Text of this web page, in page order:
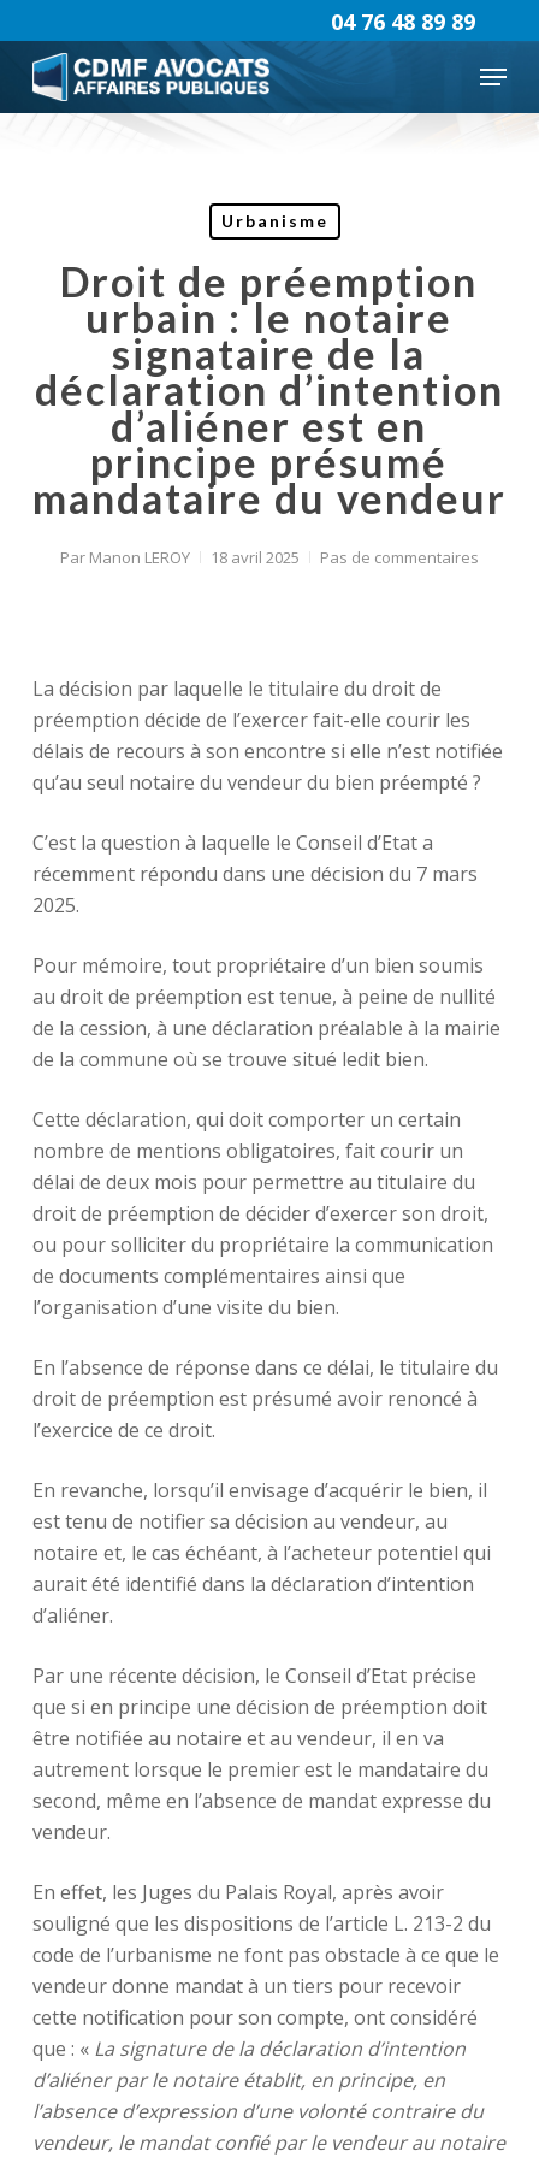
to
main
content
Menu
04 76 48 89 89
Urbanisme
Droit de préemption
urbain : le notaire
signataire de la
déclaration d’intention
d’aliéner est en
principe présumé
mandataire du vendeur
ParManon LEROY 18 avril 2025 Pas de commentaires
La décision par laquelle le titulaire du droit de
préemption décide de l’exercer fait-elle courir les
délais de recours à son encontre si elle n’est notifiée
qu’au seul notaire du vendeur du bien préempté ?
C’est la question à laquelle le Conseil d’Etat a
récemment répondu dans une décision du 7 mars
2025.
Pour mémoire, tout propriétaire d’un bien soumis
au droit de préemption est tenue, à peine de nullité
de la cession, à une déclaration préalable à la mairie
de la commune où se trouve situé ledit bien.
Cette déclaration, qui doit comporter un certain
nombre de mentions obligatoires, fait courir un
délai de deux mois pour permettre au titulaire du
droit de préemption de décider d’exercer son droit,
ou pour solliciter du propriétaire la communication
de documents complémentaires ainsi que
l’organisation d’une visite du bien.
En l’absence de réponse dans ce délai, le titulaire du
droit de préemption est présumé avoir renoncé à
l’exercice de ce droit.
En revanche, lorsqu’il envisage d’acquérir le bien, il
est tenu de notifier sa décision au vendeur, au
notaire et, le cas échéant, à l’acheteur potentiel qui
aurait été identifié dans la déclaration d’intention
d’aliéner.
Par une récente décision, le Conseil d’Etat précise
que si en principe une décision de préemption doit
être notifiée au notaire et au vendeur, il en va
autrement lorsque le premier est le mandataire du
second, même en l’absence de mandat expresse du
vendeur.
En effet, les Juges du Palais Royal, après avoir
souligné que les dispositions de l’article L. 213-2 du
code de l’urbanisme ne font pas obstacle à ce que le
vendeur donne mandat à un tiers pour recevoir
cette notification pour son compte, ont considéré
que : « La signature de la déclaration d’intention
d’aliéner par le notaire établit, en principe, en
l’absence d’expression d’une volonté contraire du
vendeur, le mandat confié par le vendeur au notaire